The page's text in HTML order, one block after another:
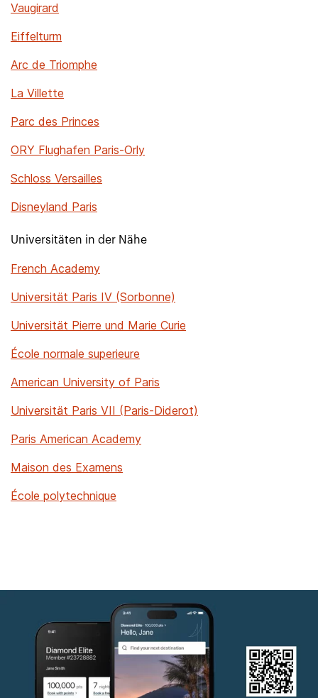
Vaugirard
Eiffelturm
Arc de Triomphe
La Villette
Parc des Princes
ORY Flughafen Paris-Orly
Schloss Versailles
Disneyland Paris
Universitäten in der Nähe
French Academy
Universität Paris IV (Sorbonne)
Universität Pierre und Marie Curie
École normale superieure
American University of Paris
Universität Paris VII (Paris-Diderot)
Paris American Academy
Maison des Examens
École polytechnique